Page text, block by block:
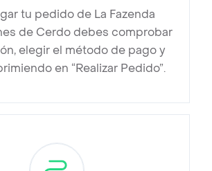
tu pedido de La Fazenda
de Cerdo debes comprobar
elegir el método de pago y
en “Realizar Pedido”.